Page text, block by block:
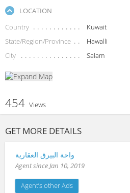
LOCATION
Country
Kuwait
State/Region/Province
Hawalli
City
Salam
454 Views
GET MORE DETAILS
واحة البيرق العقارية
Agent since Jan 10, 2019
Agent’s other Ads